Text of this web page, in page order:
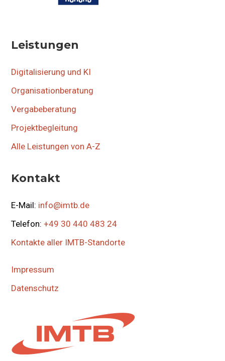
Leistungen
Digitalisierung und KI
Organisationberatung
Vergabeberatung
Projektbegleitung
Alle Leistungen von A-Z
Kontakt
E-Mail: info@imtb.de
Telefon:+49 30 440 483 24
Kontakte aller IMTB-Standorte
Impressum
Datenschutz